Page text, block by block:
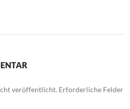
veröffentlicht. Erforderliche Felder